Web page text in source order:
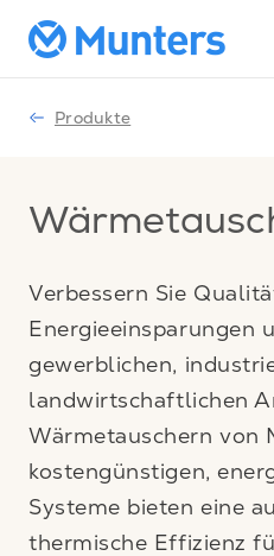
Produkte
Verbessern Sie
Energieeinsparungen
gewerblichen,
landwirtschaftlichen
Wärmetauschern von
kostengünstigen,
Systeme bieten eine
thermische Effizienz